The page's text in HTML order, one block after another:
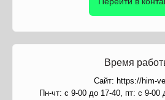
Время
Сайт: https://him-
Пн-чт: с 9-00 до 17-40, пт: с 9-00